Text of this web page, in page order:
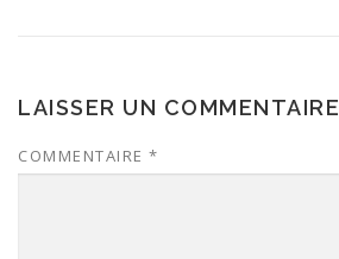
LAISSER UN COMMENTAIRE
COMMENTAIRE *